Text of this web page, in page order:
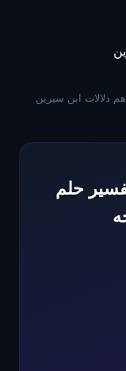
دلالات ابن سيرين
حلم